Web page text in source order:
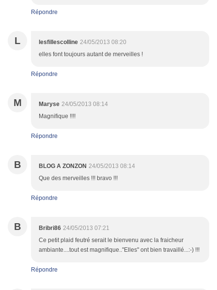
Répondre
L lesfillescolline 24/05/2013 08:20
elles font toujours autant de merveilles !
Répondre
M Maryse 24/05/2013 08:14
Magnifique !!!!
Répondre
B BLOG A ZONZON 24/05/2013 08:14
Que des merveilles !!! bravo !!!
Répondre
B Bribri86 24/05/2013 07:21
Ce petit plaid feutré serait le bienvenu avec la fraicheur
ambiante....tout est magnifique.."Elles" ont bien travaillé...:-) !!!
Répondre